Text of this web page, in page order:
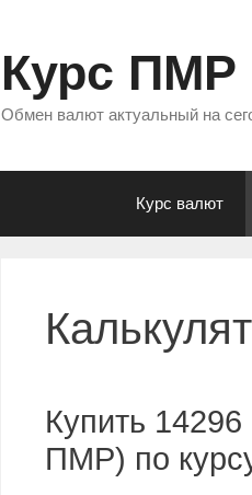
Курс ПМР
Обмен валют актуальный на
Курс валют
Купить
ПМР) по